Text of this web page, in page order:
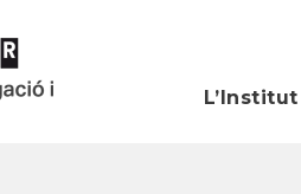
L’Institut